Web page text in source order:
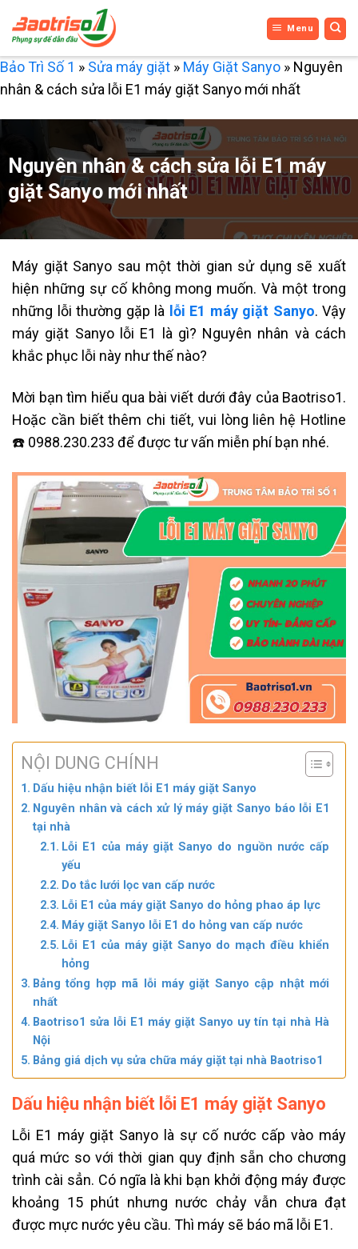
qua
nội
dung
Menu
Bảo Trì Số 1 » Sửa máy giặt » Máy Giặt Sanyo » Nguyên
nhân & cách sửa lỗi E1 máy giặt Sanyo mới nhất
Nguyên nhân & cách sửa lỗi E1 máy
giặt Sanyo mới nhất
Máy giặt Sanyo sau một thời gian sử dụng sẽ xuất
hiện những sự cố không mong muốn. Và một trong
những lỗi thường gặp là lỗi E1 máy giặt Sanyo. Vậy
máy giặt Sanyo lỗi E1 là gì? Nguyên nhân và cách
khắc phục lỗi này như thế nào?
Mời bạn tìm hiểu qua bài viết dưới đây của Baotriso1.
Hoặc cần biết thêm chi tiết, vui lòng liên hệ Hotline
☎️ 0988.230.233 để được tư vấn miễn phí bạn nhé.
NỘI DUNG CHÍNH
Dấu hiệu nhận biết lỗi E1 máy giặt Sanyo
Nguyên nhân và cách xử lý máy giặt Sanyo báo lỗi E1
tại nhà
Lỗi E1 của máy giặt Sanyo do nguồn nước cấp
yếu
Do tắc lưới lọc van cấp nước
Lỗi E1 của máy giặt Sanyo do hỏng phao áp lực
Máy giặt Sanyo lỗi E1 do hỏng van cấp nước
Lỗi E1 của máy giặt Sanyo do mạch điều khiển
hỏng
Bảng tổng hợp mã lỗi máy giặt Sanyo cập nhật mới
nhất
Baotriso1 sửa lỗi E1 máy giặt Sanyo uy tín tại nhà Hà
Nội
Bảng giá dịch vụ sửa chữa máy giặt tại nhà Baotriso1
Dấu hiệu nhận biết lỗi E1 máy giặt Sanyo
Lỗi E1 máy giặt Sanyo là sự cố nước cấp vào máy
quá mức so với thời gian quy định sẵn cho chương
trình cài sẳn. Có ngĩa là khi bạn khởi động máy được
khoảng 15 phút nhưng nước chảy vẫn chưa đạt
được mực nước yêu cầu. Thì máy sẽ báo mã lỗi E1.